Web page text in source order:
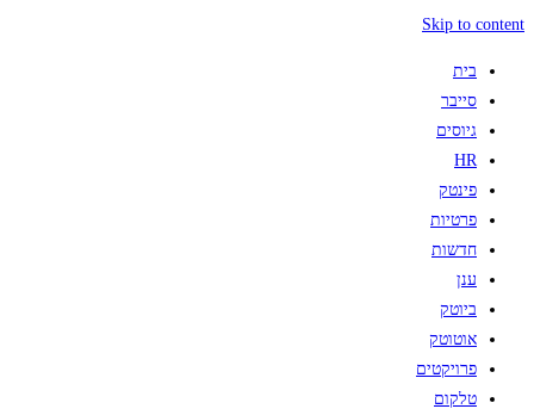
Skip to content
בית
סייבר
גיוסים
HR
פינטק
פרטיות
חדשות
ענן
ביוטק
אוטוטק
פרויקטים
טלקום